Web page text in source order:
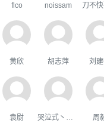
flco noissam 刀不
黄欣 胡志萍 刘
袁尉 周